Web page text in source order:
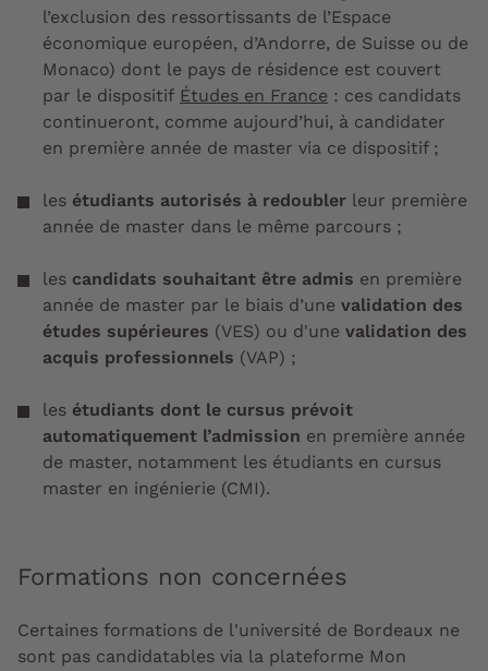
l’exclusion des ressortissants de l’Espace
économique européen, d’Andorre, de Suisse ou de
Monaco) dont le pays de résidence est couvert
par le dispositif Études en France : ces candidats
continueront, comme aujourd’hui, à candidater
en première année de master via ce dispositif ;
les étudiants autorisés à redoubler leur première
année de master dans le même parcours ;
les candidats souhaitant être admis en première
année de master par le biais d’une validation des
études supérieures (VES) ou d'une validation des
acquis professionnels (VAP) ;
les étudiants dont le cursus prévoit
automatiquement l’admission en première année
de master, notamment les étudiants en cursus
master en ingénierie (CMI).
Formations non concernées
Certaines formations de l'université de Bordeaux ne
sont pas candidatables via la plateforme Mon